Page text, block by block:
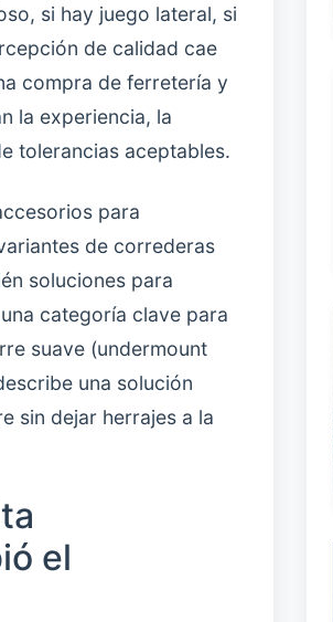
si hay juego lateral, si
de calidad cae
compra de ferretería y
la experiencia, la
tolerancias aceptables.
para
de correderas
soluciones para
categoría clave para
suave (undermount
una solución
sin dejar herrajes a la
el